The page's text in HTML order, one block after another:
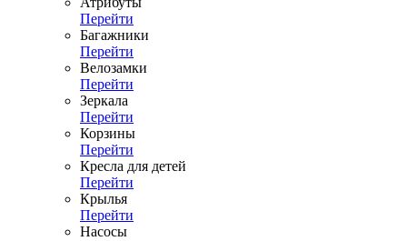
Перейти
Багажники
Перейти
Велозамки
Перейти
Зеркала
Перейти
Корзины
Перейти
Кресла для детей
Перейти
Крылья
Перейти
Насосы